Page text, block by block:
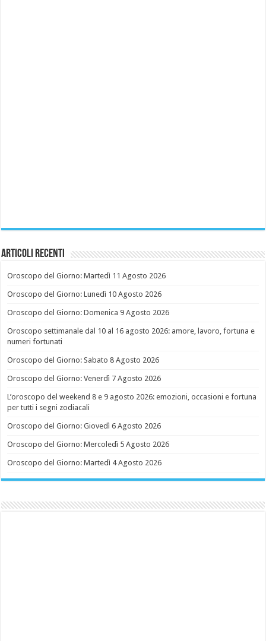
Articoli recenti
Oroscopo del Giorno: Martedì 11 Agosto 2026
Oroscopo del Giorno: Lunedì 10 Agosto 2026
Oroscopo del Giorno: Domenica 9 Agosto 2026
Oroscopo settimanale dal 10 al 16 agosto 2026: amore, lavoro, fortuna e
numeri fortunati
Oroscopo del Giorno: Sabato 8 Agosto 2026
Oroscopo del Giorno: Venerdì 7 Agosto 2026
L’oroscopo del weekend 8 e 9 agosto 2026: emozioni, occasioni e fortuna
per tutti i segni zodiacali
Oroscopo del Giorno: Giovedì 6 Agosto 2026
Oroscopo del Giorno: Mercoledì 5 Agosto 2026
Oroscopo del Giorno: Martedì 4 Agosto 2026